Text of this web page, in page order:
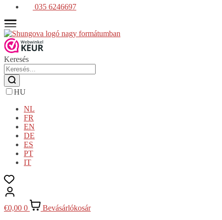
035 6246697
Keresés
HU
NL
FR
EN
DE
ES
PT
IT
€0,00 0
Bevásárlókosár